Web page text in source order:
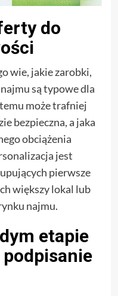
do
wie, jakie zarobki,
są typowe dla
może trafniej
bezpieczna, a jaka
obciążenia
jest
pierwsze
większy lokal lub
najmu.
etapie